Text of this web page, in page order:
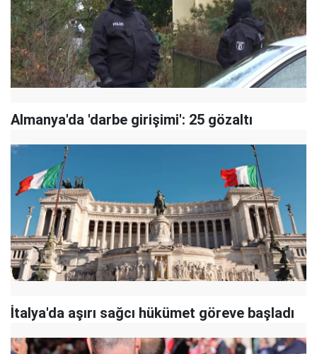
Almanya'da 'darbe girişimi': 25 gözaltı
İtalya'da aşırı sağcı hükümet göreve başladı